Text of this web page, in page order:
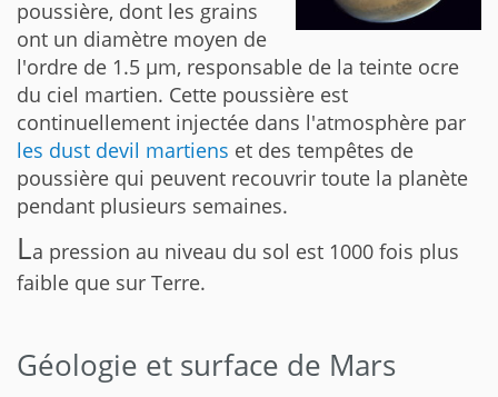
poussière, dont les grains
ont un diamètre moyen de
l'ordre de 1.5 µm, responsable de la teinte ocre
du ciel martien. Cette poussière est
continuellement injectée dans l'atmosphère par
les dust devil martiens et des tempêtes de
poussière qui peuvent recouvrir toute la planète
pendant plusieurs semaines.
La pression au niveau du sol est 1000 fois plus
faible que sur Terre.
Géologie et surface de Mars